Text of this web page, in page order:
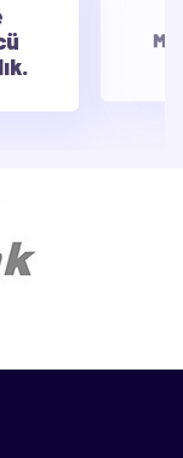
Motivasyon